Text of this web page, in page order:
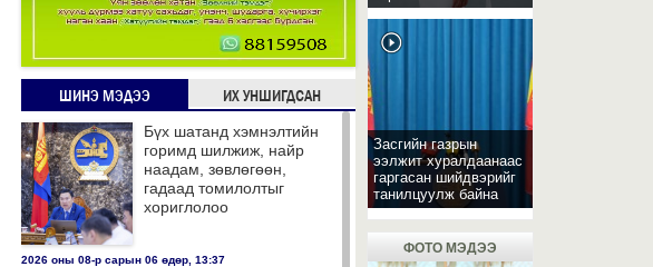
ШИНЭ МЭДЭЭ ИХ УНШИГДСАН
Бүх шатанд хэмнэлтийн
горимд шилжиж, найр
наадам, зөвлөгөөн,
гадаад томилолтыг
хориглолоо
2026 оны 08-р сарын 06 өдөр, 13:37
Засгийн газрын
ээлжит хуралдаанаас
гаргасан шийдвэрийг
танилцуулж байна
ФОТО МЭДЭЭ